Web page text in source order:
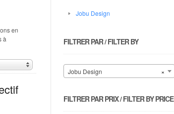
en
à
Jobu Design
FILTRER PAR / FILTER BY
×
Jobu Design
FILTRER PAR PRIX / FILTER BY PRICE